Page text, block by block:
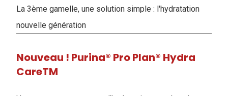
La 3ème gamelle, une solution simple : l'hydratation
nouvelle génération
Nouveau ! Purina® Pro Plan® Hydra
CareTM